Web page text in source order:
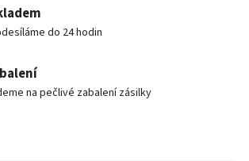
do 24 hodin
na pečlivé zabalení zásilky